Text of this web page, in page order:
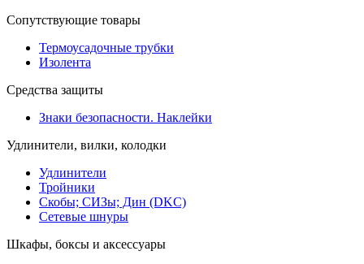
Сопутствующие товары
Термоусадочные трубки
Изолента
Средства защиты
Знаки безопасности. Наклейки
Удлинители, вилки, колодки
Удлинители
Тройники
Скобы; СИЗы; Дин (DKC)
Сетевые шнуры
Шкафы, боксы и аксессуары